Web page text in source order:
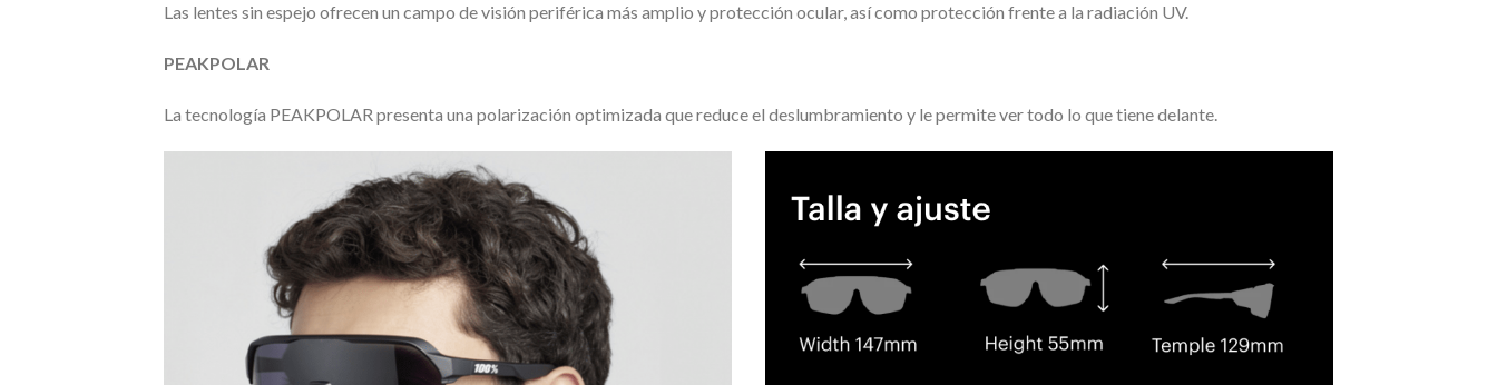
Las lentes sin espejo ofrecen un campo de visión periférica más amplio y protección ocular, así como protección frente a la radiación UV.
PEAKPOLAR
La tecnología PEAKPOLAR presenta una polarización optimizada que reduce el deslumbramiento y le permite ver todo lo que tiene delante.